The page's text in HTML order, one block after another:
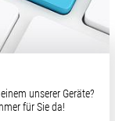
unserer Geräte?
für Sie da!